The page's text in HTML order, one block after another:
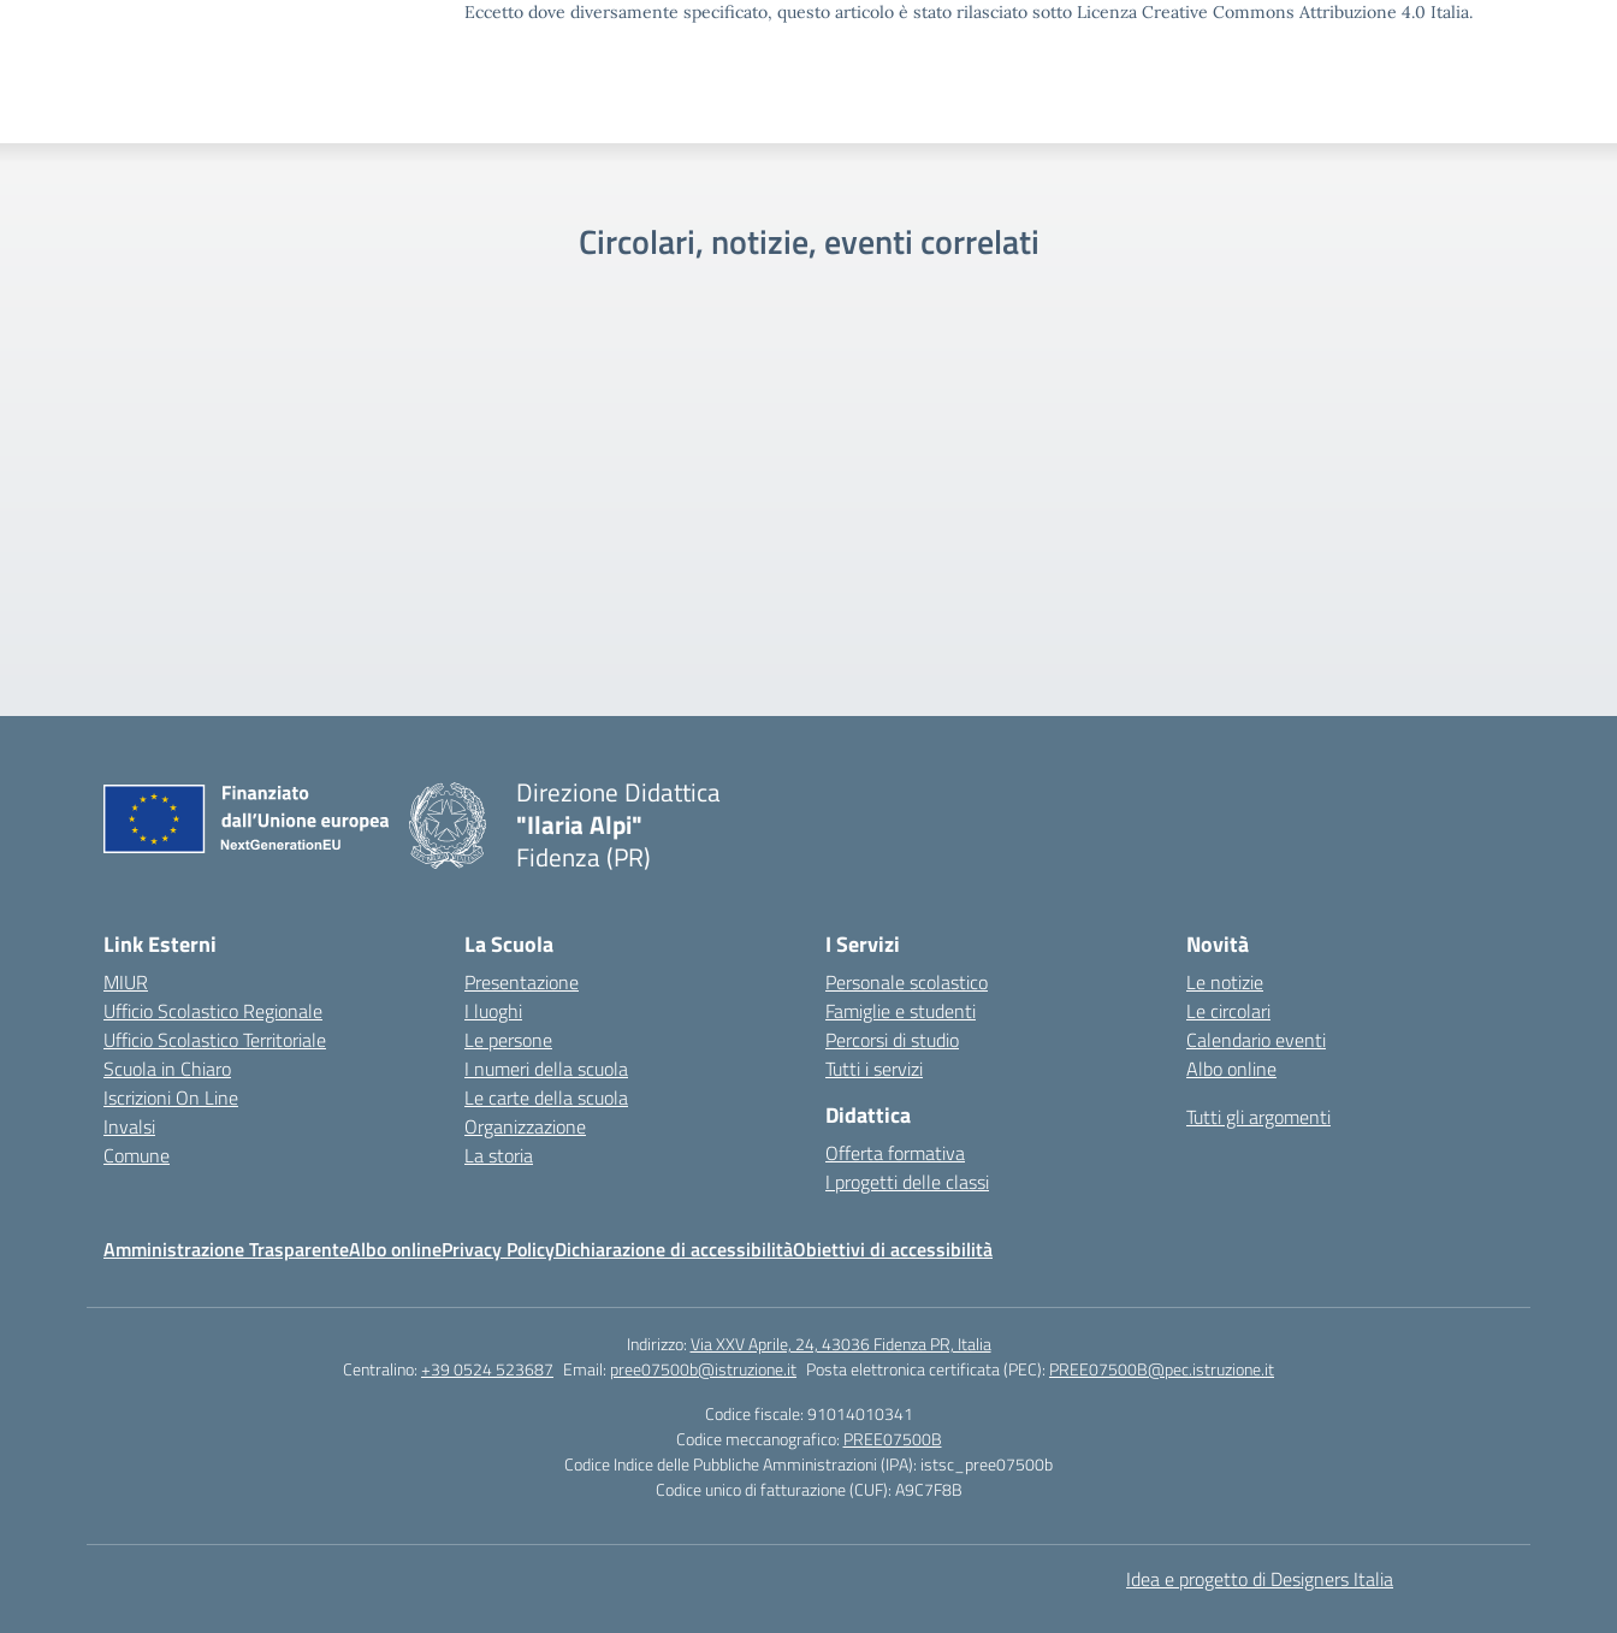
Eccetto dove diversamente specificato, questo articolo è stato rilasciato sotto Licenza Creative Commons Attribuzione 4.0 Italia.
Circolari, notizie, eventi correlati
Direzione Didattica
"Ilaria Alpi"
Fidenza (PR)
Link Esterni
MIUR
Ufficio Scolastico Regionale
Ufficio Scolastico Territoriale
Scuola in Chiaro
Iscrizioni On Line
Invalsi
Comune
La Scuola
Presentazione
I luoghi
Le persone
I numeri della scuola
Le carte della scuola
Organizzazione
La storia
I Servizi
Personale scolastico
Famiglie e studenti
Percorsi di studio
Tutti i servizi
Didattica
Offerta formativa
I progetti delle classi
Novità
Le notizie
Le circolari
Calendario eventi
Albo online
Tutti gli argomenti
Amministrazione TrasparenteAlbo onlinePrivacy PolicyDichiarazione di accessibilitàObiettivi di accessibilità
Indirizzo:Via XXV Aprile, 24, 43036 Fidenza PR, Italia
Centralino:+39 0524 523687 Email: pree07500b@istruzione.it Posta elettronica certificata (PEC): PREE07500B@pec.istruzione.it
Codice fiscale: 91014010341
Codice meccanografico: PREE07500B
Codice Indice delle Pubbliche Amministrazioni (IPA): istsc_pree07500b
Codice unico di fatturazione (CUF): A9C7F8B
Idea e progetto di Designers Italia